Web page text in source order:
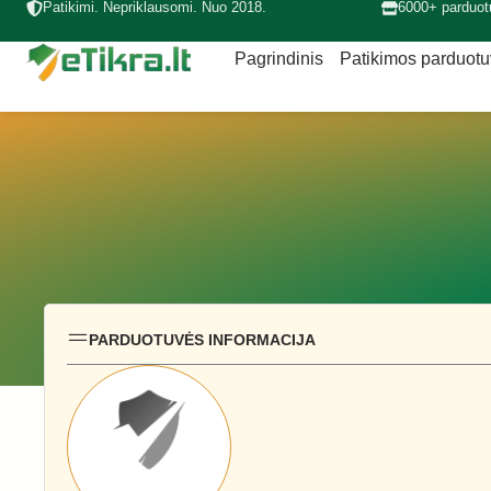
Patikimi. Nepriklausomi. Nuo 2018. 6000+
Pagrindinis Patikimos
PARDUOTUVĖS INFORMACIJA